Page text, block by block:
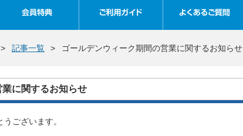
記事一覧 ゴールデンウィーク期間の営業に関するお知らせ
に関するお知らせ
ございます。